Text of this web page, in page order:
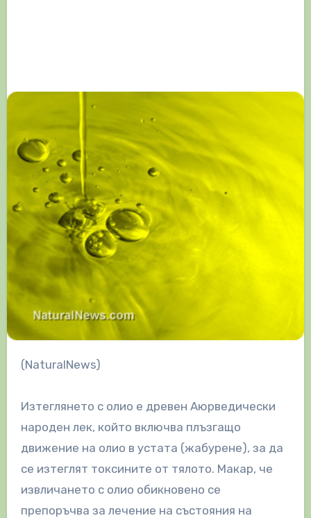
(NaturalNews)
Изтеглянето с олио е древен Аюрведически
народен лек, който включва плъзгащо
движение на олио в устата (жабурене), за да
се изтеглят токсините от тялото. Макар, че
извличането с олио обикновено се
препоръчва за лечение на състояния на